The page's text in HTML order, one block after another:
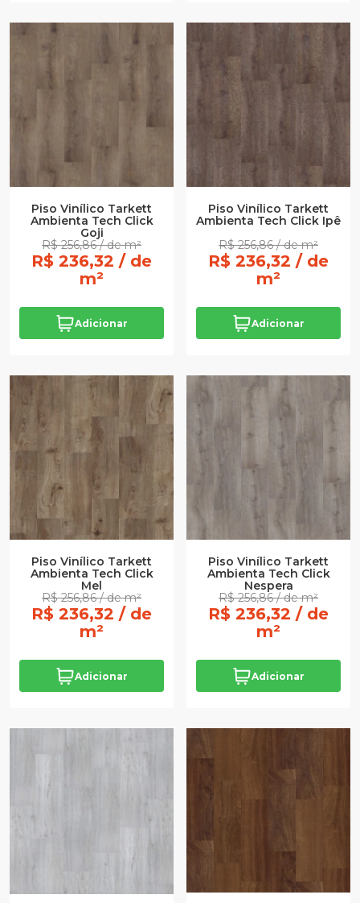
Piso Vinílico Tarkett
Ambienta Tech Click
Goji
R$ 256,86 / de m²
R$ 236,32 / de
m²
Adicionar
Piso Vinílico Tarkett
Ambienta Tech Click Ipê
R$ 256,86 / de m²
R$ 236,32 / de
m²
Adicionar
Piso Vinílico Tarkett
Ambienta Tech Click
Mel
R$ 256,86 / de m²
R$ 236,32 / de
m²
Adicionar
Piso Vinílico Tarkett
Ambienta Tech Click
Nespera
R$ 256,86 / de m²
R$ 236,32 / de
m²
Adicionar